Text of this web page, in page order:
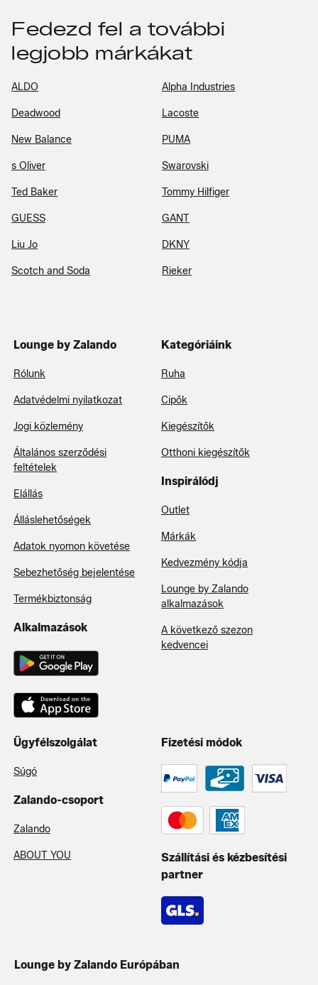
Fedezd fel a további
legjobb márkákat
ALDO Alpha Industries
Deadwood Lacoste
New Balance PUMA
s Oliver Swarovski
Ted Baker Tommy Hilfiger
GUESS GANT
Liu Jo DKNY
Scotch and Soda Rieker
Lounge by Zalando
Rólunk
Adatvédelmi nyilatkozat
Jogi közlemény
Általános szerződési
feltételek
Elállás
Álláslehetőségek
Adatok nyomon követése
Sebezhetőség bejelentése
Termékbiztonság
Alkalmazások
Kategóriáink
Ruha
Cipők
Kiegészítők
Otthoni kiegészítők
Inspirálódj
Outlet
Márkák
Kedvezmény kódja
Lounge by Zalando
alkalmazások
A következő szezon
kedvencei
Ügyfélszolgálat
Súgó
Zalando-csoport
Zalando
ABOUT YOU
Fizetési módok
Szállítási és kézbesítési
partner
Lounge by Zalando Európában